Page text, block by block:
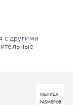
с другими
ТАБЛИЦА
РАЗМЕРОВ